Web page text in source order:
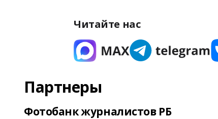
Читайте нас
Партнеры
Фотобанк журналистов РБ